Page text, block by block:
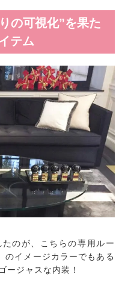
の可視化”を果た
テム
のが、こちらの専用ルー
のイメージカラーでもある
ージャスな内装！